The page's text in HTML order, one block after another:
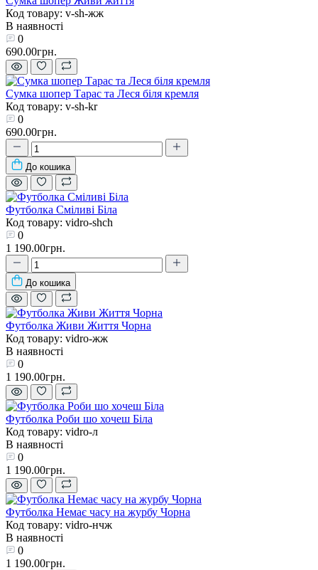
Код товару: v-sh-жж
В наявності
0
690.00грн.
Сумка шопер Тарас та Леся біля кремля
Код товару: v-sh-kr
0
690.00грн.
До кошика
Футболка Сміливі Біла
Код товару: vidro-shch
0
1 190.00грн.
До кошика
Футболка Живи Життя Чорна
Код товару: vidro-жж
В наявності
0
1 190.00грн.
Футболка Роби шо хочеш Біла
Код товару: vidro-л
В наявності
0
1 190.00грн.
Футболка Немає часу на журбу Чорна
Код товару: vidro-нчж
В наявності
0
1 190.00грн.